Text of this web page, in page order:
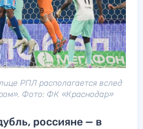
РПЛ располагается вслед
Фото: ФК «Краснодар»
россияне — в